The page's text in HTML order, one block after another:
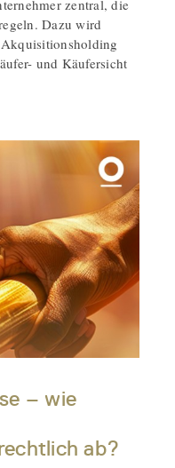
zentral, die
Dazu wird
und Käufersicht
– wie
ab?